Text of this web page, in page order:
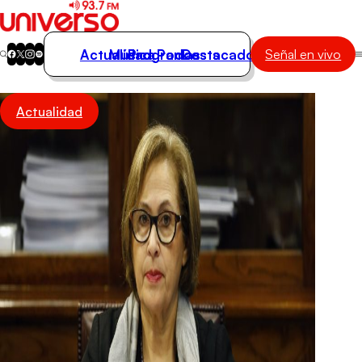
Actualidad
Música
Podcasts
Destacados
Actualidad
Música
Programas
Podcasts
Destacados Señal en vivo
Actualidad